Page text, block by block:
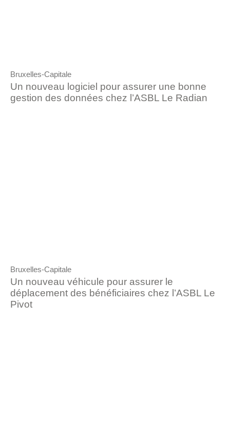
Bruxelles-Capitale
Un nouveau logiciel pour assurer une bonne
gestion des données chez l’ASBL Le Radian
Bruxelles-Capitale
Un nouveau véhicule pour assurer le
déplacement des bénéficiaires chez l’ASBL Le
Pivot